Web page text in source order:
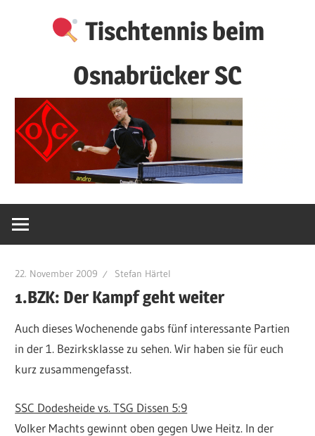
Tischtennis beim
Osnabrücker SC
22. November 2009 Stefan Härtel
1.BZK: Der Kampf geht weiter
Auch dieses Wochenende gabs fünf interessante Partien
in der 1. Bezirksklasse zu sehen. Wir haben sie für euch
kurz zusammengefasst.
SSC Dodesheide vs. TSG Dissen 5:9
Volker Machts gewinnt oben gegen Uwe Heitz. In der